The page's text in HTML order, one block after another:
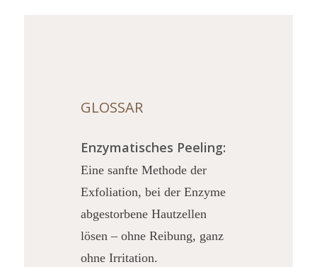
GLOSSAR
Enzymatisches Peeling:
Eine sanfte Methode der
Exfoliation, bei der Enzyme
abgestorbene Hautzellen
lösen – ohne Reibung, ganz
ohne Irritation.